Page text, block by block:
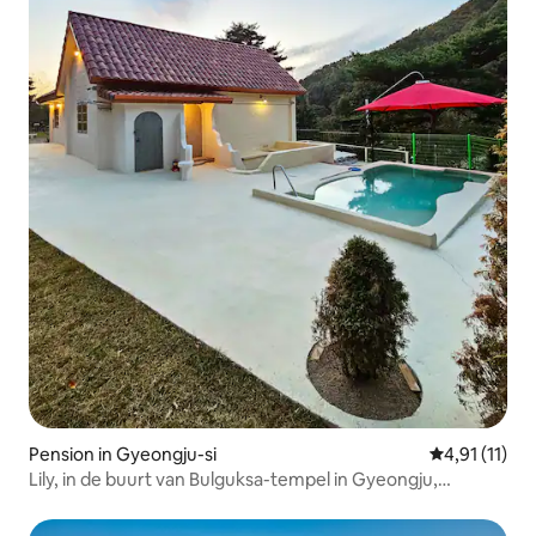
Pension in Gyeongju-si Gemiddelde
4,91 (11)
Lily, in de buurt van Bulguksa-tempel in Gyeongju,
de enige in het land, volledig Europese badkamer